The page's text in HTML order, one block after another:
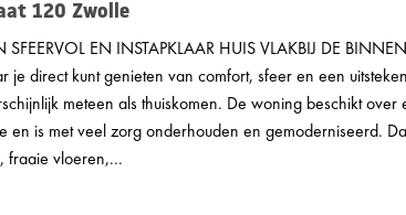
120 Zwolle
EN INSTAPKLAAR HUIS VLAKBIJ DE
direct kunt genieten van comfort, sfeer en een
meteen als thuiskomen. De woning beschikt over
en is met veel zorg onderhouden en gemoderniseerd.
fraaie vloeren,...